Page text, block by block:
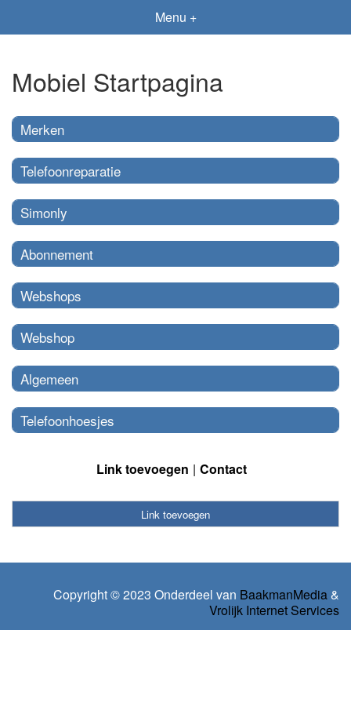
Menu +
Mobiel Startpagina
Merken
Telefoonreparatie
Simonly
Abonnement
Webshops
Webshop
Algemeen
Telefoonhoesjes
Link toevoegen Contact
Link toevoegen
Copyright © 2023 Onderdeel van BaakmanMedia &
Vrolijk Internet Services